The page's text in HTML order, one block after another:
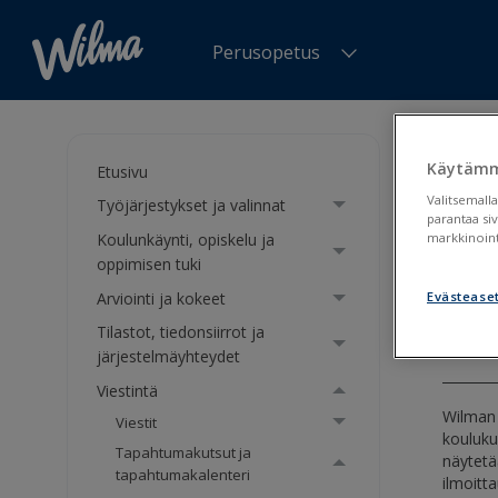
Perusopetus
Etusivu
Työjärjestykset ja valinnat
Koulunkäynti, opiskelu ja
oppimisen tuki
Arviointi ja kokeet
Tilastot, tiedonsiirrot ja
järjestelmäyhteydet
Viestintä
Viestit
Tapahtumakutsut ja
tapahtumakalenteri
parantaa